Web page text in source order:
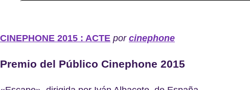
CINEPHONE 2015 : ACTE por cinephone
Premio del Público Cinephone 2015